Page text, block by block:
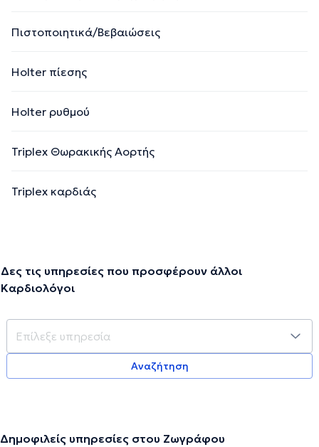
Πιστοποιητικά/Βεβαιώσεις
Holter πίεσης
Holter ρυθμού
Triplex Θωρακικής Αορτής
Triplex καρδιάς
Δες τις υπηρεσίες που προσφέρουν άλλοι
Καρδιολόγοι
Αναζήτηση
Δημοφιλείς υπηρεσίες στου Ζωγράφου